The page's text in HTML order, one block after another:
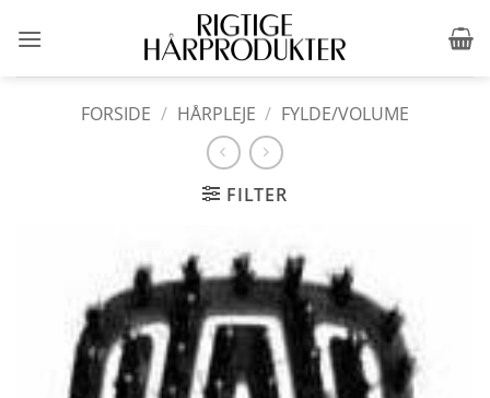
FORSIDE / HÅRPLEJE / FYLDE/VOLUME
FILTER